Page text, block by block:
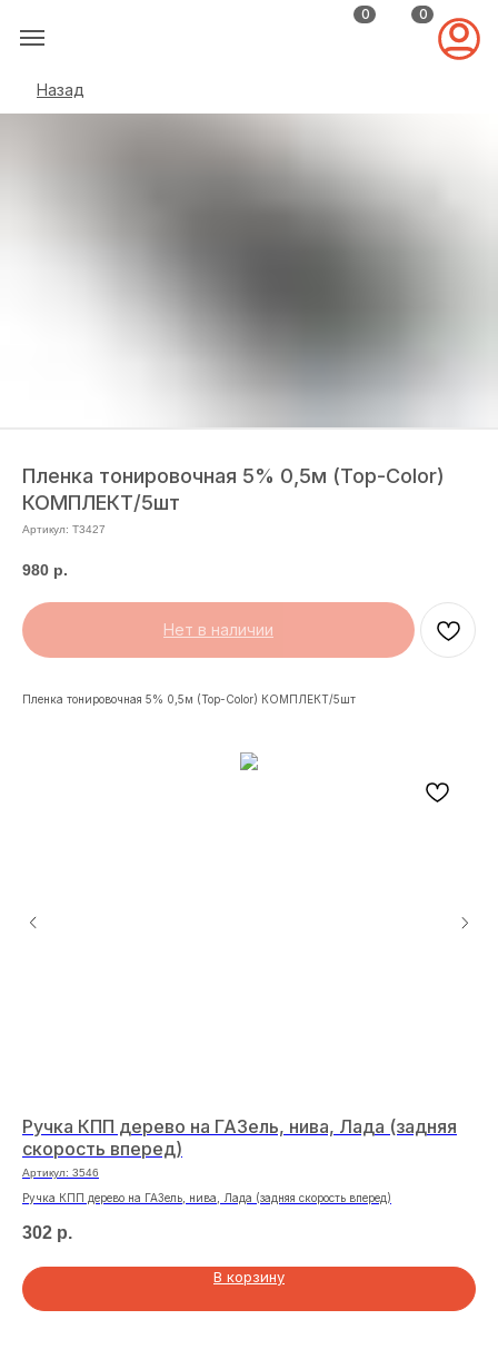
0 0
Назад
Пленка тонировочная 5% 0,5м (Top-Color)
КОМПЛЕКТ/5шт
Артикул: T3427
980 р.
Нет в наличии
Пленка тонировочная 5% 0,5м (Top-Color) КОМПЛЕКТ/5шт
Ручка КПП дерево на ГАЗель, нива, Лада (задняя
скорость вперед)
Артикул: 3546
Ручка КПП дерево на ГАЗель, нива, Лада (задняя скорость вперед)
302 р.
В корзину